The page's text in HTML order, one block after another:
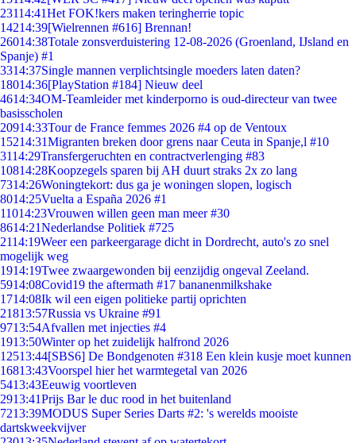
23114:41Het FOK!kers maken teringherrie topic
14214:39[Wielrennen #616] Brennan!
26014:38Totale zonsverduistering 12-08-2026 (Groenland, IJsland en
Spanje) #1
3314:37Single mannen verplichtsingle moeders laten daten?
18014:36[PlayStation #184] Nieuw deel
4614:34OM-Teamleider met kinderporno is oud-directeur van twee
basisscholen
20914:33Tour de France femmes 2026 #4 op de Ventoux
15214:31Migranten breken door grens naar Ceuta in Spanje,l #10
3114:29Transfergeruchten en contractverlenging #83
10814:28Koopzegels sparen bij AH duurt straks 2x zo lang
7314:26Woningtekort: dus ga je woningen slopen, logisch
8014:25Vuelta a España 2026 #1
11014:23Vrouwen willen geen man meer #30
8614:21Nederlandse Politiek #725
2114:19Weer een parkeergarage dicht in Dordrecht, auto's zo snel
mogelijk weg
1914:19Twee zwaargewonden bij eenzijdig ongeval Zeeland.
5914:08Covid19 the aftermath #17 bananenmilkshake
1714:08Ik wil een eigen politieke partij oprichten
21813:57Russia vs Ukraine #91
9713:54Afvallen met injecties #4
1913:50Winter op het zuidelijk halfrond 2026
12513:44[SBS6] De Bondgenoten #318 Een klein kusje moet kunnen
16813:43Voorspel hier het warmtegetal van 2026
5413:43Eeuwig voortleven
2913:41Prijs Bar le duc rood in het buitenland
7213:39MODUS Super Series Darts #2: 's werelds mooiste
dartskweekvijver